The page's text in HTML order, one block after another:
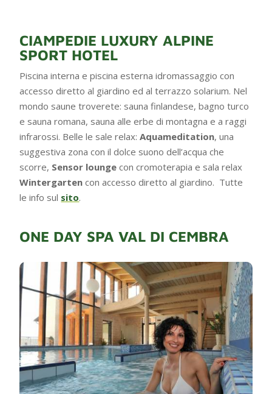
CIAMPEDIE LUXURY ALPINE
SPORT HOTEL
Piscina interna e piscina esterna idromassaggio con
accesso diretto al giardino ed al terrazzo solarium. Nel
mondo saune troverete: sauna finlandese, bagno turco
e sauna romana, sauna alle erbe di montagna e a raggi
infrarossi. Belle le sale relax:Aquameditation, una
suggestiva zona con il dolce suono dell’acqua che
scorre, Sensor lounge con cromoterapia e sala relax
Wintergarten con accesso diretto al giardino. Tutte
le info sul sito.
ONE DAY SPA VAL DI CEMBRA